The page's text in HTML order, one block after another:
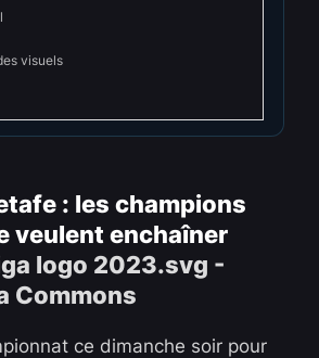
visuels
: les champions
veulent enchaîner
ce dimanche soir pour